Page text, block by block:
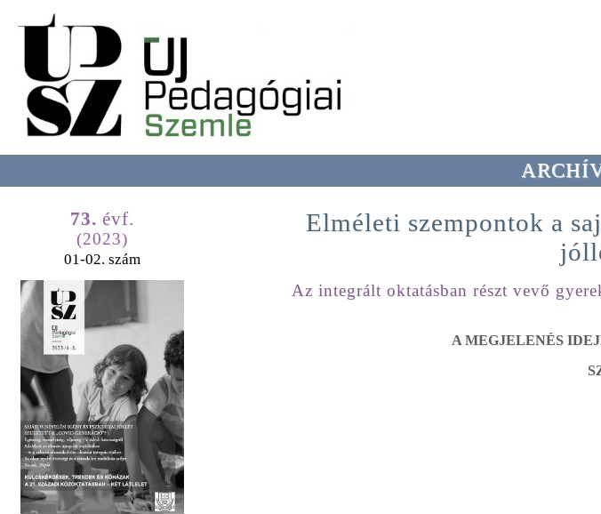
73. évf.
(2023)
01-02. szám
Elméleti szempontok a
Az integrált oktatásban részt vevő
A MEGJELENÉS